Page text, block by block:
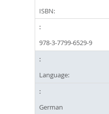
ISBN:
978-3-7799-6529-9
Language:
German